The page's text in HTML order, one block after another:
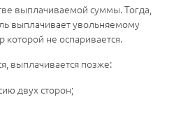
выплачиваемой суммы. Тогда,
выплачивает увольняемому
которой не оспаривается.
выплачивается позже:
двух сторон;